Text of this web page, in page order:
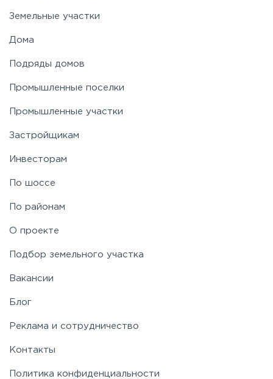
Земельные участки
Дома
Подряды домов
Промышленные поселки
Промышленные участки
Застройщикам
Инвесторам
По шоссе
По районам
О проекте
Подбор земельного участка
Вакансии
Блог
Реклама и сотрудничество
Контакты
Политика конфиденциальности